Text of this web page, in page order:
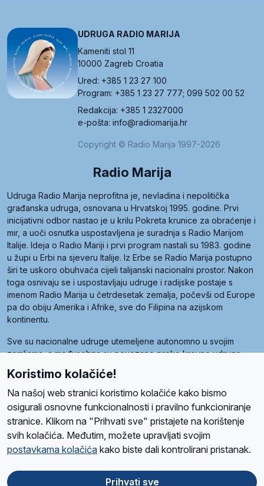
UDRUGA RADIO MARIJA
Kameniti stol 11
10000 Zagreb Croatia
Ured: +385 1 23 27 100
Program: +385 1 23 27 777; 099 502 00 52
Redakcija: +385 1 2327000
e-pošta: info@radiomarija.hr
Copyright © Radio Marija 1997-2026
Radio Marija
Udruga Radio Marija neprofitna je, nevladina i nepolitička
građanska udruga, osnovana u Hrvatskoj 1995. godine. Prvi
inicijativni odbor nastao je u krilu Pokreta krunice za obraćenje i
mir, a uoči osnutka uspostavljena je suradnja s Radio Marijom
Italije. Ideja o Radio Mariji i prvi program nastali su 1983. godine
u župi u Erbi na sjeveru Italije. Iz Erbe se Radio Marija postupno
širi te uskoro obuhvaća cijeli talijanski nacionalni prostor. Nakon
toga osnivaju se i uspostavljaju udruge i radijske postaje s
imenom Radio Marija u četrdesetak zemalja, počevši od Europe
pa do obiju Amerika i Afrike, sve do Filipina na azijskom
kontinentu.
Sve su nacionalne udruge utemeljene autonomno u svojim
zemljama, a međusobna su povezane preko krovne udruge
Radio Maria). Svjetsku obitelj utemeljilo je sedam članica, među
kojima je i hrvatska Udruga Radio Marija.
O namaRadio ProgramVolonteriPrijateljiKontaktPravila privatnosti
Ova stranica je zaštićena Google reCAPTCHA sustavom
Koristimo kolačiće!
Na našoj web stranici koristimo kolačiće kako bismo
osigurali osnovne funkcionalnosti i pravilno funkcioniranje
stranice. Klikom na "Prihvati sve" pristajete na korištenje
svih kolačića. Međutim, možete upravljati svojim
postavkama kolačića kako biste dali kontrolirani pristanak.
Prihvati sve